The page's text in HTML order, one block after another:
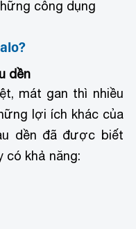
công dụng
dền
mát gan thì nhiều
lợi ích khác của
dền đã được biết
có khả năng: